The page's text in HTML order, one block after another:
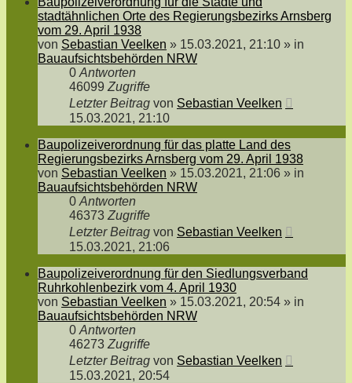
stadtähnlichen Orte des Regierungsbezirks Arnsberg
vom 29. April 1938
von Sebastian Veelken » 15.03.2021, 21:10 » in
Bauaufsichtsbehörden NRW
0 Antworten
46099 Zugriffe
Letzter Beitrag von Sebastian Veelken
15.03.2021, 21:10
Baupolizeiverordnung für das platte Land des
Regierungsbezirks Arnsberg vom 29. April 1938
von Sebastian Veelken » 15.03.2021, 21:06 » in
Bauaufsichtsbehörden NRW
0 Antworten
46373 Zugriffe
Letzter Beitrag von Sebastian Veelken
15.03.2021, 21:06
Baupolizeiverordnung für den Siedlungsverband
Ruhrkohlenbezirk vom 4. April 1930
von Sebastian Veelken » 15.03.2021, 20:54 » in
Bauaufsichtsbehörden NRW
0 Antworten
46273 Zugriffe
Letzter Beitrag von Sebastian Veelken
15.03.2021, 20:54